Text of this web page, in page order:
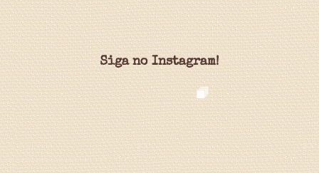
Siga no Instagram!